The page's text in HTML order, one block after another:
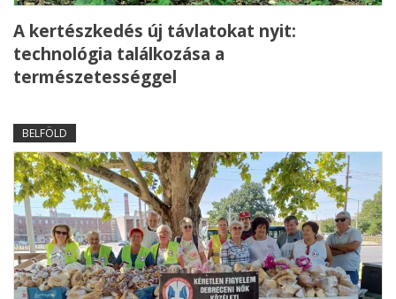
A kertészkedés új távlatokat nyit:
technológia találkozása a
természetességgel
BELFÖLD